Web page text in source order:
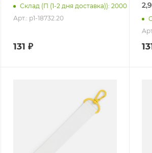
Склад (П (1-2 дня доставка)): 2000
Арт.: p1-18732.20
131 ₽